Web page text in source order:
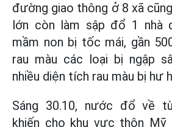
đường giao thông ở 8 xã
lớn còn làm sập đổ 1 nhà
mầm non bị tốc mái, gần
rau màu các loại bị ngập
nhiều diện tích rau màu bị hư
Sáng 30.10, nước đổ về
khiến cho khu vực thôn Mỹ